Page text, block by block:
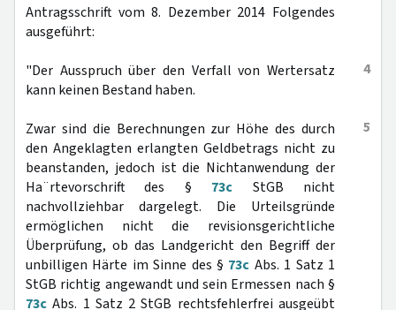
Antragsschrift vom 8. Dezember 2014 Folgendes
ausgeführt:
4
"Der Ausspruch über den Verfall von Wertersatz
kann keinen Bestand haben.
5
Zwar sind die Berechnungen zur Höhe des durch
den Angeklagten erlangten Geldbetrags nicht zu
beanstanden, jedoch ist die Nichtanwendung der
Ha¨rtevorschrift des § 73c StGB nicht
nachvollziehbar dargelegt. Die Urteilsgründe
ermöglichen nicht die revisionsgerichtliche
Überprüfung, ob das Landgericht den Begriff der
unbilligen Härte im Sinne des § 73c Abs. 1 Satz 1
StGB richtig angewandt und sein Ermessen nach §
73c Abs. 1 Satz 2 StGB rechtsfehlerfrei ausgeübt